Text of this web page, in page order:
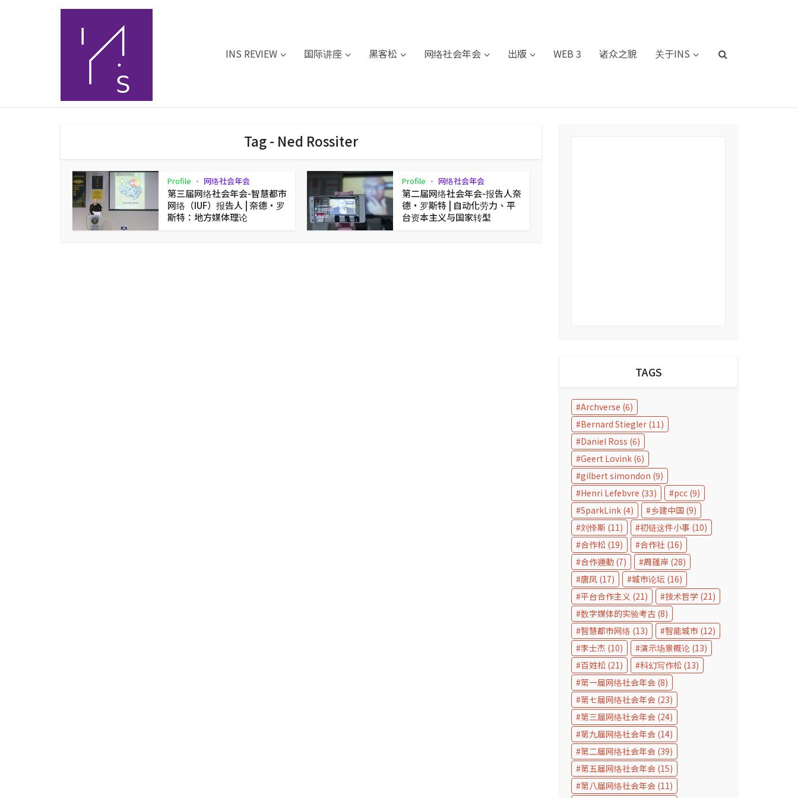
INS REVIEW 国际讲座 黑客松 网络社会年会 出版 WEB 3 诸众之貌 关于INS
Tag - Ned Rossiter
Profile • 网络社会年会
第三届网络社会年会-智慧都市
网络（IUF）报告人 | 奈德·罗
斯特：地方媒体理论
Profile • 网络社会年会
第二届网络社会年会-报告人奈
德·罗斯特 | 自动化劳力、平
台资本主义与国家转型
TAGS
Archverse (6)
Bernard Stiegler (11)
Daniel Ross (6)
Geert Lovink (6)
gilbert simondon (9)
Henri Lefebvre (33) pcc (9)
SparkLink (4) 乡建中国 (9)
刘怿斯 (11) 初链这件小事 (10)
合作松 (19) 合作社 (16)
合作運動 (7) 周蓬岸 (28)
唐凤 (17) 城市论坛 (16)
平台合作主义 (21) 技术哲学 (21)
数字媒体的实验考古 (8)
智慧都市网络 (13) 智能城市 (12)
李士杰 (10) 演示场景概论 (13)
百姓松 (21) 科幻写作松 (13)
第一届网络社会年会 (8)
第七届网络社会年会 (23)
第三届网络社会年会 (24)
第九届网络社会年会 (14)
第二届网络社会年会 (39)
第五届网络社会年会 (15)
第八届网络社会年会 (11)